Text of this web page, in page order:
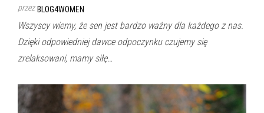
przez BLOG4WOMEN
Wszyscy wiemy, że sen jest bardzo ważny dla każdego z nas.
Dzięki odpowiedniej dawce odpoczynku czujemy się
zrelaksowani, mamy siłę…